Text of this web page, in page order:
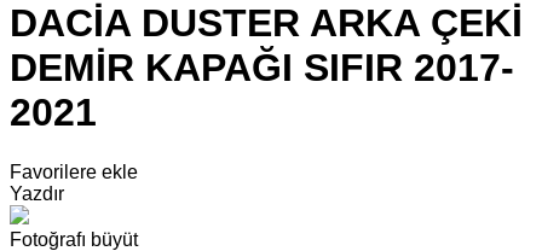
DACİA DUSTER ARKA ÇEKİ
DEMİR KAPAĞI SIFIR 2017-
2021
Favorilere ekle
Yazdır
Fotoğrafı büyüt